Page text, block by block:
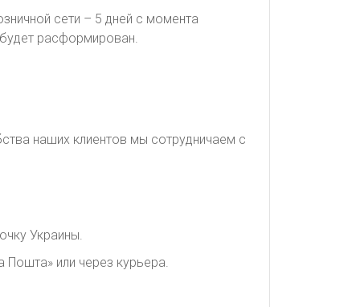
сети – 5 дней с момента
будет расформирован.
наших клиентов мы сотрудничаем с
Украины.
или через курьера.